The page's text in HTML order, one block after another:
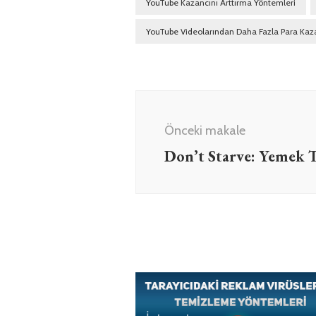
YouTube Kazancını Arttırma Yöntemleri
YouTube Videolarından Daha Fazla Para
dolaşımı
Önceki makale
Don’t Starve: Yemek